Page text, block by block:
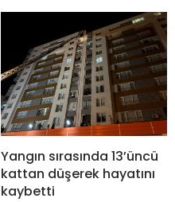
Yangın sırasında 13’üncü
kattan düşerek hayatını
kaybetti